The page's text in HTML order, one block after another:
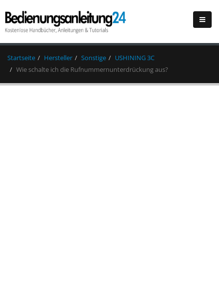
Startseite Hersteller Sonstige
USHINING 3C
Wie schalte ich die Rufnummernunterdrückung aus?